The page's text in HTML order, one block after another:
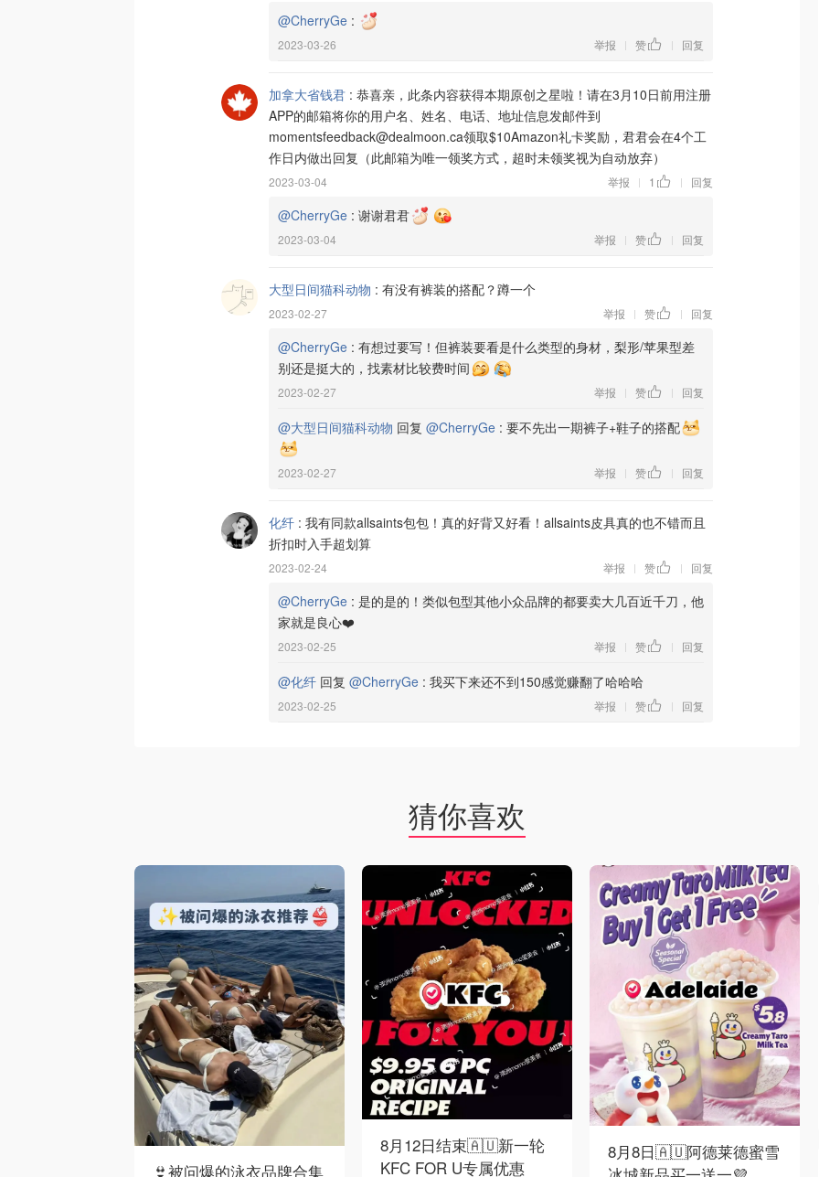
@CherryGe :
2023-03-26 举报 | 赞 | 回复
加拿大省钱君 : 恭喜亲，此条内容获得本期原创之星啦！请在3月10日前用注册
APP的邮箱将你的用户名、姓名、电话、地址信息发邮件到
momentsfeedback@dealmoon.ca领取$10Amazon礼卡奖励，君君会在4个工
作日内做出回复（此邮箱为唯一领奖方式，超时未领奖视为自动放弃）
2023-03-04 举报 | 1 | 回复
@CherryGe : 谢谢君君
2023-03-04 举报 | 赞 | 回复
大型日间猫科动物 : 有没有裤装的搭配？蹲一个
2023-02-27 举报 | 赞 | 回复
@CherryGe : 有想过要写！但裤装要看是什么类型的身材，梨形/苹果型差
别还是挺大的，找素材比较费时间
2023-02-27 举报 | 赞 | 回复
@大型日间猫科动物 回复 @CherryGe : 要不先出一期裤子+鞋子的搭配
2023-02-27 举报 | 赞 | 回复
化纤 : 我有同款allsaints包包！真的好背又好看！allsaints皮具真的也不错而且
折扣时入手超划算
2023-02-24 举报 | 赞 | 回复
@CherryGe : 是的是的！类似包型其他小众品牌的都要卖大几百近千刀，他
家就是良心❤️
2023-02-25 举报 | 赞 | 回复
@化纤 回复 @CherryGe : 我买下来还不到150感觉赚翻了哈哈哈
2023-02-25 举报 | 赞 | 回复
猜你喜欢
👙被问爆的泳衣品牌合集
8月12日结束🇦🇺新一轮
KFC FOR U专属优惠
8月8日🇦🇺阿德莱德蜜雪